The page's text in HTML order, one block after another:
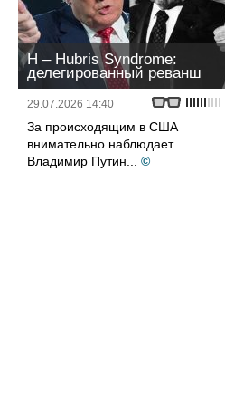
H – Hubris Syndrome:
делегированный реванш
29.07.2026 14:40
За происходящим в США
внимательно наблюдает
Владимир Путин...
©